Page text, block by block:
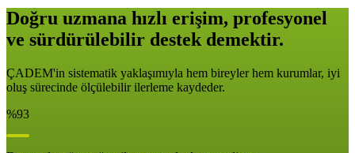
Doğru uzmana hızlı erişim, profesyonel
ve sürdürülebilir destek demektir.
ÇADEM'in sistematik yaklaşımıyla hem bireyler hem kurumlar, iyi
oluş sürecinde ölçülebilir ilerleme kaydeder.
%93